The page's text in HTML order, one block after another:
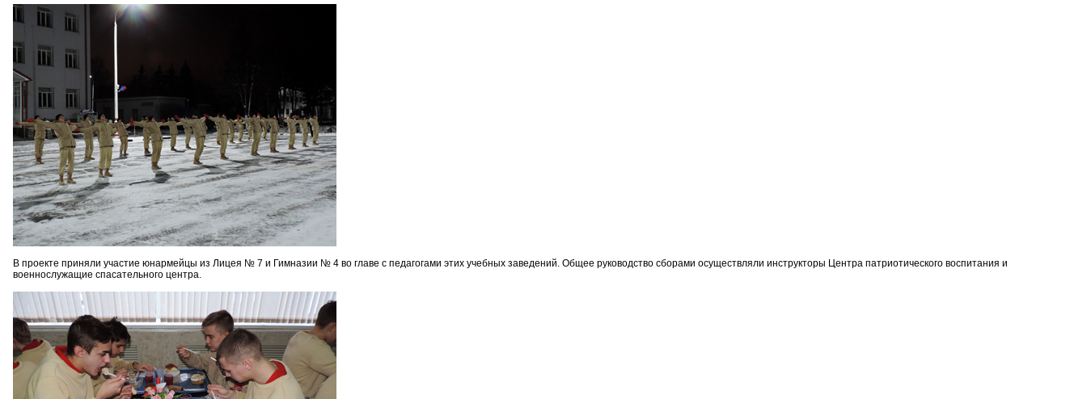
В проекте приняли участие юнармейцы из Лицея № 7 и Гимназии № 4 во главе с педагогами этих учебных заведений. Общее руководство сборами осуществляли инструкторы Центра патриотического воспитания и
военнослужащие спасательного центра.